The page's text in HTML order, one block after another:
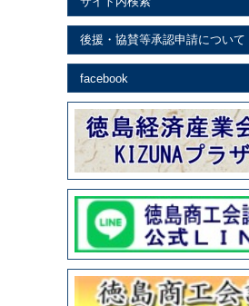
後援・協賛等承認申請について
facebook